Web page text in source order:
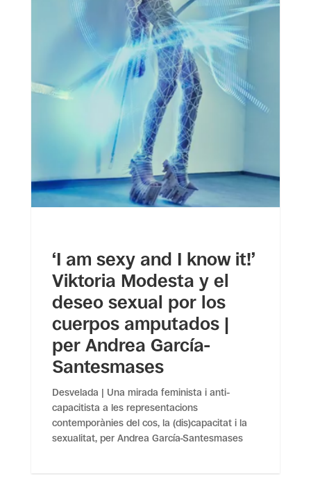
‘I am sexy and I know it!’
Viktoria Modesta y el
deseo sexual por los
cuerpos amputados |
per Andrea García-
Santesmases
Desvelada | Una mirada feminista i anti-
capacitista a les representacions
contemporànies del cos, la (dis)capacitat i la
sexualitat, per Andrea García-Santesmases